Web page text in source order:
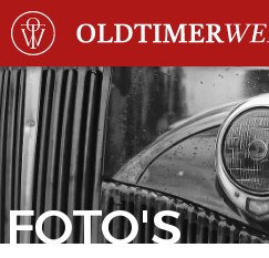
FOTO'S